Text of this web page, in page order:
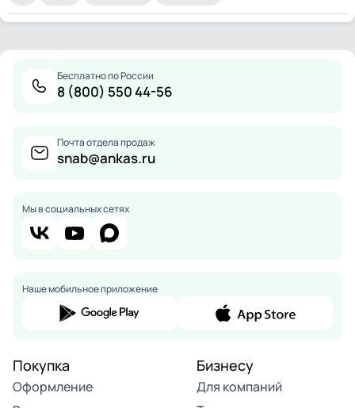
Бесплатно по России
8 (800) 550 44-56
Почта отдела продаж
snab@ankas.ru
Мы в социальных сетях
Наше мобильное приложение
Покупка
Оформление
Бизнесу
Для компаний